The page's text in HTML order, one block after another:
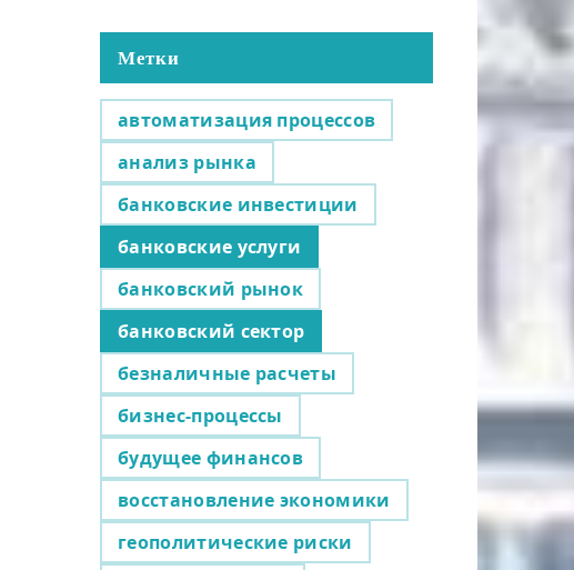
Метки
автоматизация процессов
анализ рынка
банковские инвестиции
банковские услуги
банковский рынок
банковский сектор
безналичные расчеты
бизнес-процессы
будущее финансов
восстановление экономики
геополитические риски